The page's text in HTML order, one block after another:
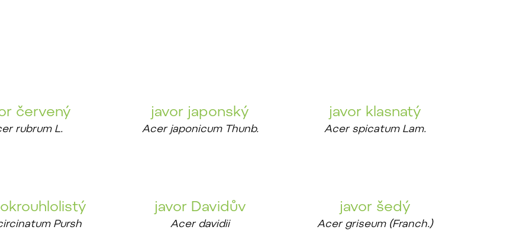
červený
rubrum L.
javor japonský
Acer japonicum Thunb.
javor klasnatý
Acer spicatum Lam.
Pursh
javor Davidův
Acer davidii
javor šedý
Acer griseum (Franch.)